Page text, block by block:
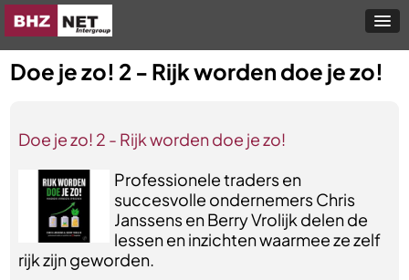
Doe je zo! 2 - Rijk worden doe je zo!
Doe je zo! 2 - Rijk worden doe je zo!
Professionele traders en
succesvolle ondernemers Chris
Janssens en Berry Vrolijk delen de
lessen en inzichten waarmee ze zelf
rijk zijn geworden.